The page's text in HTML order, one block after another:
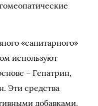
«санитарного»
используют
– Гепатрин,
Эти средства
добавками,